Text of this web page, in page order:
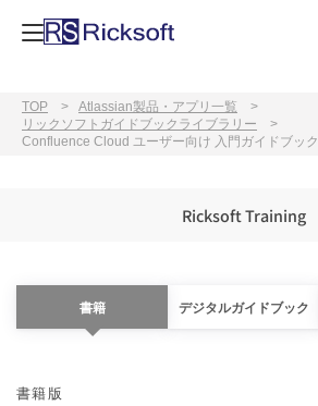
TOP
Atlassian製品・アプリ一覧
リックソフトガイドブックライブラリー
Confluence Cloud ユーザー向け 入門ガイドブック
Ricksoft Training
書籍 デジタルガイドブック
書籍版